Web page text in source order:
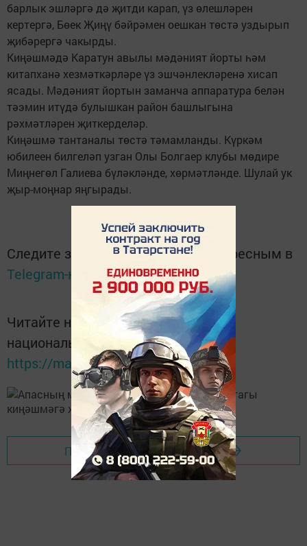
барлык эшләргә дә җитди карап, үз өлешләрен
кертергә, Бөек Җиңү бәйрәмен оешкан төстә уздырып
җибәрергә чакырды.
Киңәшмәдә Каратун авылы мәдәният йорты һәм
китапханә хезмәткәрләре үз эшчәнлекләренә хисап
ясады. Мәдәният йортын заманча аппаратура белән
тәэмин итүдә булышкан район башлыгына
рәхмәтләрен җиткерделәр.
Киңәшмә тантаналы төстә тәмамланды. Күркәм
юбилеен билгеләп узган Олы Болгаер клубы мөдире
Миңнегөл Галиева бүләкләнде, хөрмәтләнде. Шулай ук
җыр-моңнар яңгырады.
Следите за самым важным и интересным в
Telegram-каналеТатмедиа
Читайте новости Татарстана в
национальном мессенджере MАХ:
https://max.ru/tatmedia
Перейти на страницу новости